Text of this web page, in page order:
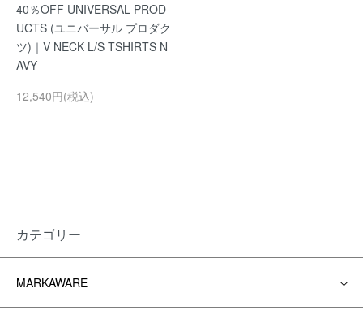
40％OFF UNIVERSAL PROD
UCTS (ユニバーサル プロダク
ツ)｜V NECK L/S TSHIRTS N
AVY
12,540円(税込)
カテゴリー
MARKAWARE